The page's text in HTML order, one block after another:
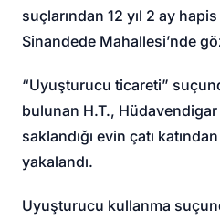
suçlarından 12 yıl 2 ay
Sinandede Mahallesi’nde
“Uyuşturucu ticareti”
bulunan H.T., Hüdavendigar
saklandığı evin çatı
yakalandı.
Uyuşturucu kullanma